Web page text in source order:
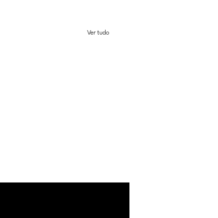
Ver tudo